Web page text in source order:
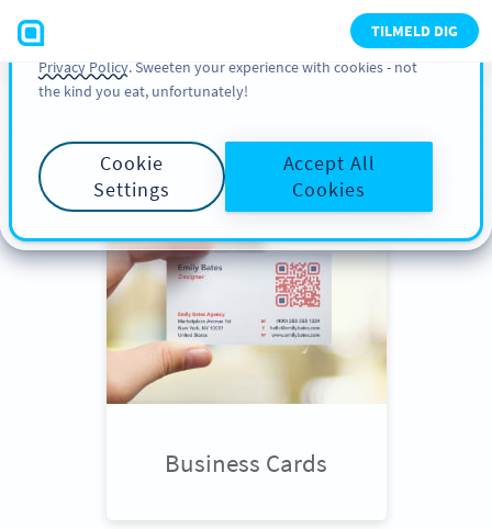
TILMELD DIG
cases
Business Cards
You can also find more information about cookies, our
analytic activities and your rights in our
Cookie Policyand
Privacy Policy. Sweeten your experience with cookies - not
the kind you eat, unfortunately!
Cookie
Settings
Accept All
Cookies